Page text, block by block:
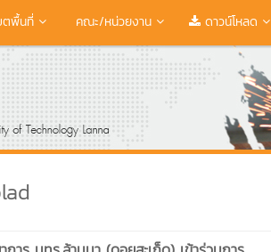
ตพื้นที่ คณะ/หน่วยงาน ดาวน์โหลด